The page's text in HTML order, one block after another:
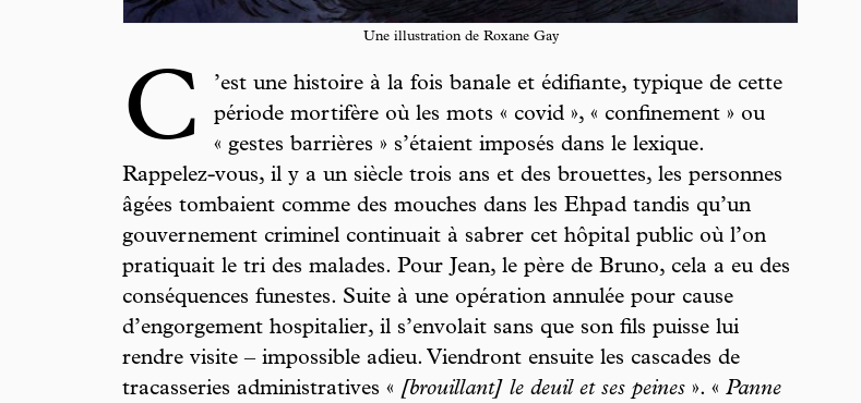
Une illustration de Roxane Gay
C
’est une histoire à la fois banale et édifiante, typique de cette
période mortifère où les mots « covid », « confinement » ou
« gestes barrières » s’étaient imposés dans le lexique.
Rappelez-vous, il y a un siècle trois ans et des brouettes, les personnes
âgées tombaient comme des mouches dans les Ehpad tandis qu’un
gouvernement criminel continuait à sabrer cet hôpital public où l’on
pratiquait le tri des malades. Pour Jean, le père de Bruno, cela a eu des
conséquences funestes. Suite à une opération annulée pour cause
d’engorgement hospitalier, il s’envolait sans que son fils puisse lui
rendre visite – impossible adieu. Viendront ensuite les cascades de
tracasseries administratives « [brouillant] le deuil et ses peines ». « Panne